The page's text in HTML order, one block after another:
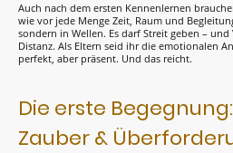
Auch nach dem ersten Kennenlernen
wie vor jede Menge Zeit, Raum und
sondern in Wellen. Es darf Streit geben –
Distanz. Als Eltern seid ihr die emotionalen
perfekt, aber präsent. Und das reicht.
Die erste
Zauber &